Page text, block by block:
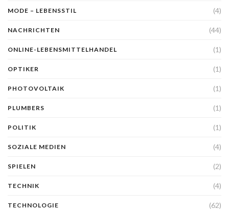
MODE – LEBENSSTIL (4)
NACHRICHTEN (44)
ONLINE-LEBENSMITTELHANDEL (1)
OPTIKER (1)
PHOTOVOLTAIK (1)
PLUMBERS (1)
POLITIK (1)
SOZIALE MEDIEN (4)
SPIELEN (2)
TECHNIK (4)
TECHNOLOGIE (62)